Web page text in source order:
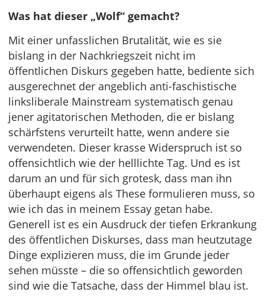
Was hat dieser „Wolf“ gemacht?
Mit einer unfasslichen Brutalität, wie es sie
bislang in der Nachkriegszeit nicht im
öffentlichen Diskurs gegeben hatte, bediente sich
ausgerechnet der angeblich anti-faschistische
linksliberale Mainstream systematisch genau
jener agitatorischen Methoden, die er bislang
schärfstens verurteilt hatte, wenn andere sie
verwendeten. Dieser krasse Widerspruch ist so
offensichtlich wie der helllichte Tag. Und es ist
darum an und für sich grotesk, dass man ihn
überhaupt eigens als These formulieren muss, so
wie ich das in meinem Essay getan habe.
Generell ist es ein Ausdruck der tiefen Erkrankung
des öffentlichen Diskurses, dass man heutzutage
Dinge explizieren muss, die im Grunde jeder
sehen müsste – die so offensichtlich geworden
sind wie die Tatsache, dass der Himmel blau ist.